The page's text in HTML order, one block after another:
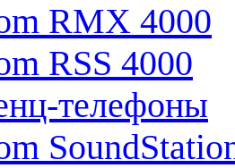
RMX 4000
RSS 4000
телефоны